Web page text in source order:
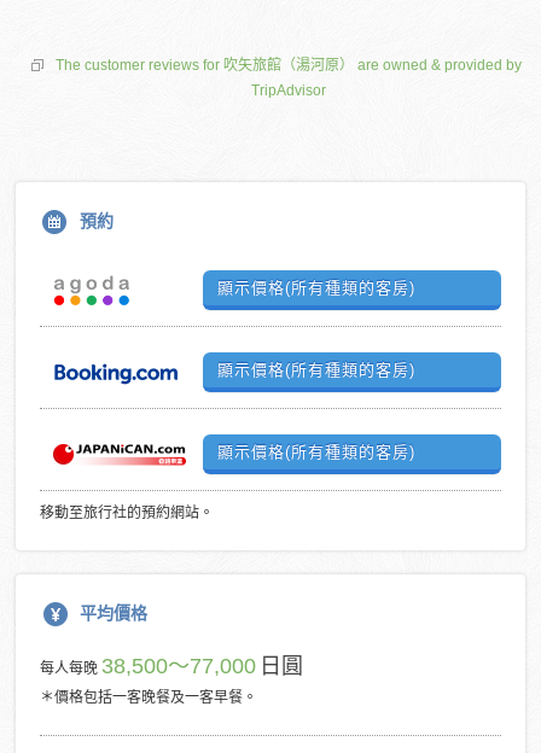
The customer reviews for 吹矢旅館（湯河原） are owned & provided by
TripAdvisor
預約
顯示價格(所有種類的客房)
顯示價格(所有種類的客房)
顯示價格(所有種類的客房)
移動至旅行社的預約網站。
平均價格
每人每晚 38,500～77,000 日圓
＊價格包括一客晚餐及一客早餐。